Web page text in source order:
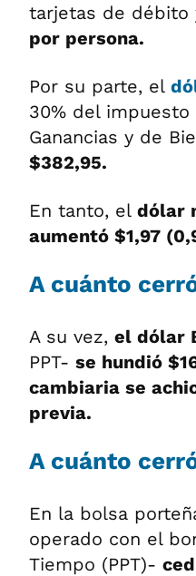
tarjetas de débito
por persona.
Por su parte, el
30% del
Ganancias y de
$382,95.
En tanto, el dólar
aumentó $1,97
A cuánto
A su vez, el dólar
PPT- se hundió
cambiaria se
previa.
A cuánto
En la bolsa
operado con el
Tiempo (PPT)-